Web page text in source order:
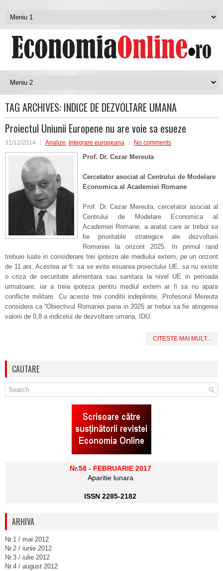
TAG ARCHIVES: INDICE DE DEZVOLTARE UMANA
Proiectul Uniunii Europene nu are voie sa esueze
31/12/2014 Analize, Integrare europeana No comments
Prof. Dr. Cezar Mereuta
Cercetator asociat al Centrului de Modelare
Economica al Academiei Romane
Prof. Dr. Cezar Mereuta, cercetator asociat al
Centrului de Modelare Economica al
Academiei Romane, a aratat care ar trebui sa
fie prioritatile strategice ale dezvoltarii
Romaniei la orizont 2025. In primul rand
trebuie luate in considerare trei ipoteze ale mediului extern, pe un orizont
de 11 ani. Acestea ar fi: sa se evite esuarea proiectului UE, sa nu existe
o criza de securitate alimentara sau sanitara la nivel UE in perioada
urmatoare, iar a treia ipoteza pentru mediul extern ar fi sa nu apara
conflicte militare. Cu aceste trei conditii indeplinite, Profesorul Mereuta
considera ca “Obiectivul Romaniei pana in 2025 ar trebui sa fie atingerea
valorii de 0,8 a indicelui de dezvoltare umana, IDU.
CITESTE MAI MULT...
CAUTARE
Nr.58 - FEBRUARIE 2017
Aparitie lunara
ISSN 2285-2182
ARHIVA
Nr.1 / mai 2012
Nr.2 / iunie 2012
Nr.3 / iulie 2012
Nr.4 / august 2012